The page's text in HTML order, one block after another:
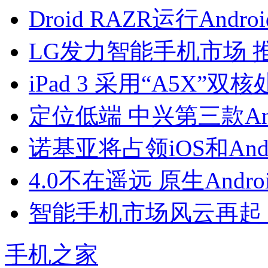
Droid RAZR运行
LG发力智能手机市场
iPad 3 采用“A5X”双核
定位低端 中兴第三款
诺基亚将占领iOS和
4.0不在遥远 原生
智能手机市场风云再
手机之家